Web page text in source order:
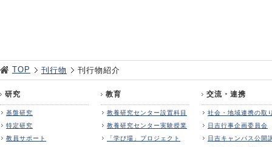
TOP 刊行物 刊行物紹介
研究
基盤研究
特定研究
教員サポート
教育
教養研究センター設置科目
教養研究センター実験授業
「学び場」プロジェクト
交流・連携
社会・地域連携の取
日吉行事企画委員会
日吉キャンパス公開